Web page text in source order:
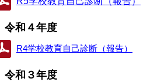
令和４年度
R4学校教育自己診断（報告）
令和３年度